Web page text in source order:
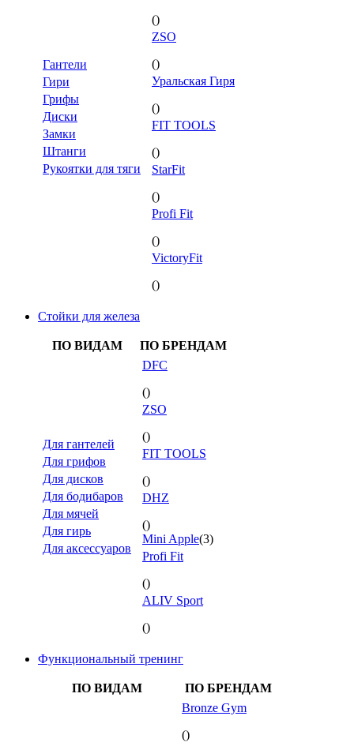
Гантели
Гири
Грифы
Диски
Замки
Штанги
Рукоятки для тяги
()
ZSO
()
Уральская Гиря
()
FIT TOOLS
()
StarFit
()
Profi Fit
()
VictoryFit
()
Стойки для железа
ПО ВИДАМ ПО БРЕНДАМ
Для гантелей
Для грифов
Для дисков
Для бодибаров
Для мячей
Для гирь
Для аксессуаров
DFC
()
ZSO
()
FIT TOOLS
()
DHZ
()
Mini Apple(3)
Profi Fit
()
ALIV Sport
()
Функциональный тренинг
ПО ВИДАМ
ПО БРЕНДАМ
Bronze Gym
()